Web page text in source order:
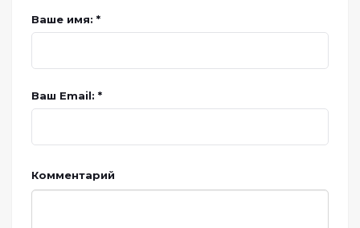
Ваше имя: *
Ваш Email: *
Комментарий